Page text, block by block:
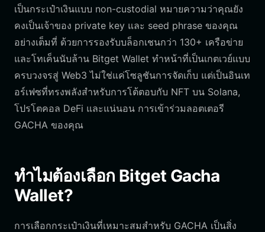
เป็นกระเป๋าเงินแบบ non-custodial หมายความว่าคุณยัง
คงเป็นเจ้าของ private key และ seed phrase ของคุณ
อย่างเต็มที่ ด้วยการรองรับบล็อกเชนกว่า 130+ เครือข่าย
และโทเค็นนับล้าน Bitget Wallet ทำหน้าที่เป็นเกตเวย์แบบ
ครบวงจรสู่ Web3 ไม่ใช่แค่โซลูชันการจัดเก็บ แต่เป็นอินเท
อร์เฟซที่ทรงพลังสำหรับการโต้ตอบกับ NFT บน Solana,
โปรโตคอล DeFi และแน่นอน การเข้าร่วมลอตเตอรี
GACHA ของคุณ
ทำไมต้องเลือก Bitget Gacha
Wallet?
การเลือกกระเป๋าเงินที่เหมาะสมสำหรับ GACHA เป็นสิ่ง